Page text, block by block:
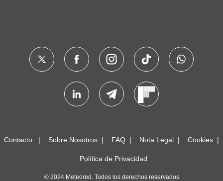
Contacto Sobre Nosotros FAQ Nota Legal Cookies
Política de Privacidad
© 2024 Meteored. Todos los derechos reservados